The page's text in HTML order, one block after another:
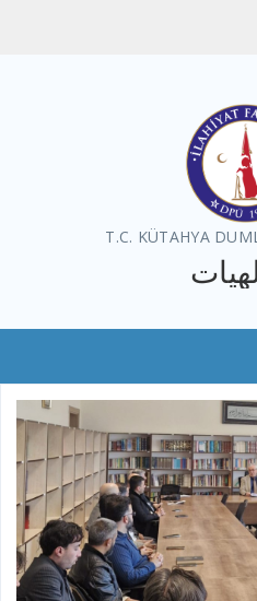
T.C. KÜTAHYA
Previous